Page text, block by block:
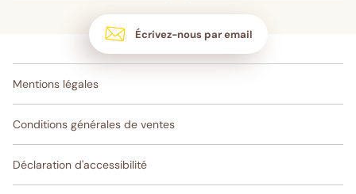
Écrivez-nous par email
Mentions légales
Conditions générales de ventes
Déclaration d'accessibilité